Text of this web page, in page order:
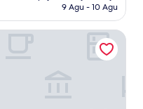
9 Agu - 10 Agu